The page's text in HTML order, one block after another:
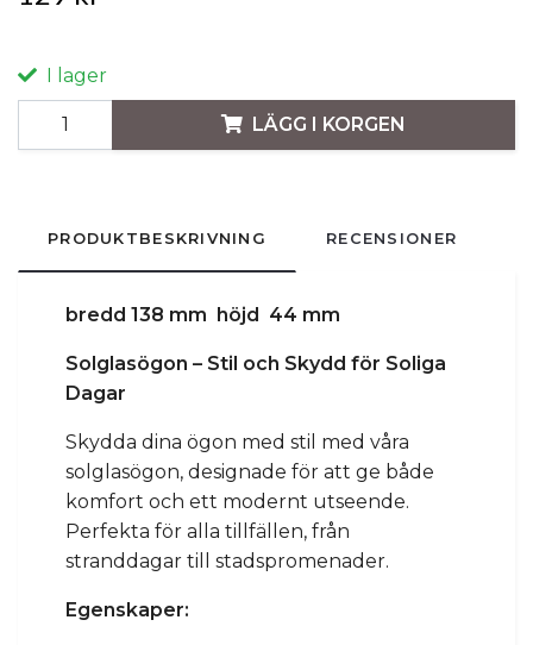
I lager
LÄGG I KORGEN
PRODUKTBESKRIVNING RECENSIONER
bredd 138 mm höjd 44 mm
Solglasögon – Stil och Skydd för Soliga
Dagar
Skydda dina ögon med stil med våra
solglasögon, designade för att ge både
komfort och ett modernt utseende.
Perfekta för alla tillfällen, från
stranddagar till stadspromenader.
Egenskaper: